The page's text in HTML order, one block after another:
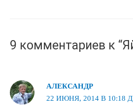
9 комментариев к
АЛЕКСАНДР
22 ИЮНЯ, 2014 В 10:18